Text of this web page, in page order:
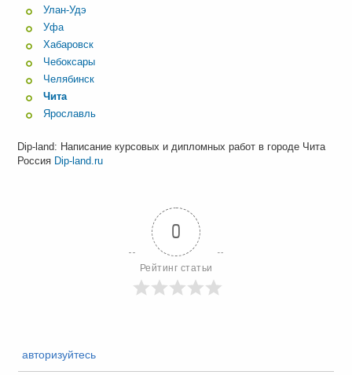
Улан-Удэ
Уфа
Хабаровск
Чебоксары
Челябинск
Чита
Ярославль
Dip-land: Написание курсовых и дипломных работ в городе Чита
Россия Dip-land.ru
0
Рейтинг статьи
авторизуйтесь